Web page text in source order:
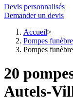
Devis personnalisés
Demander un devis
Accueil
Pompes
Pompes
20
Autels-